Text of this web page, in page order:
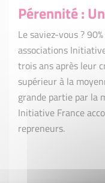
Pérennité :
Le saviez-vous ?
associations
trois ans après leur
supérieur à la
grande partie par la
Initiative France
repreneurs.